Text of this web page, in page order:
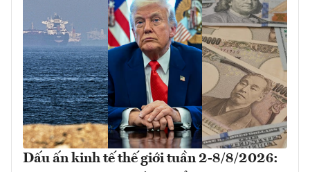
Dấu ấn kinh tế thế giới tuần 2-8/8/2026: